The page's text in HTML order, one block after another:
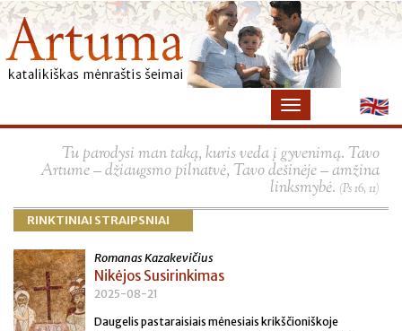
Tu parodysi man taką, kuris veda į gyvenimą. Tavo
Artume – džiaugsmo pilnatvė, Tavo dešinėje – amžina
linksmybė. (Ps 16, 11)
RINKTINIAI STRAIPSNIAI
Romanas Kazakevičius
Nikėjos Susirinkimas
2025-08-21
Daugelis pastaraisiais mėnesiais krikščioniškoje
×